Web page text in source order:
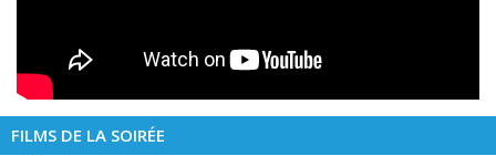
FILMS DE LA SOIRÉE